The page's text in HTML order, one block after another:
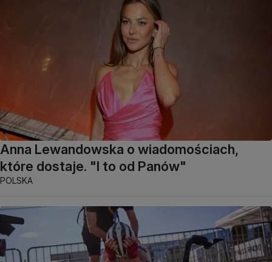
Anna Lewandowska o wiadomościach,
które dostaje. "I to od Panów"
POLSKA